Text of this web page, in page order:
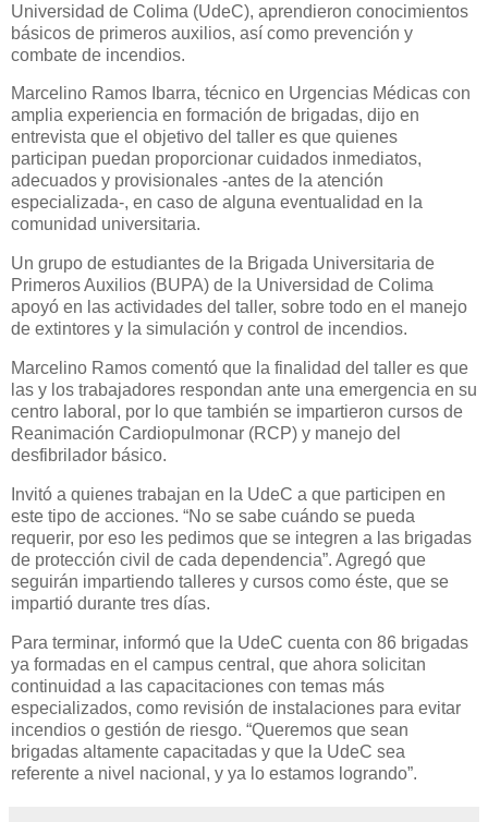
Universidad de Colima (UdeC), aprendieron conocimientos
básicos de primeros auxilios, así como prevención y
combate de incendios.
Marcelino Ramos Ibarra, técnico en Urgencias Médicas con
amplia experiencia en formación de brigadas, dijo en
entrevista que el objetivo del taller es que quienes
participan puedan proporcionar cuidados inmediatos,
adecuados y provisionales -antes de la atención
especializada-, en caso de alguna eventualidad en la
comunidad universitaria.
Un grupo de estudiantes de la Brigada Universitaria de
Primeros Auxilios (BUPA) de la Universidad de Colima
apoyó en las actividades del taller, sobre todo en el manejo
de extintores y la simulación y control de incendios.
Marcelino Ramos comentó que la finalidad del taller es que
las y los trabajadores respondan ante una emergencia en su
centro laboral, por lo que también se impartieron cursos de
Reanimación Cardiopulmonar (RCP) y manejo del
desfibrilador básico.
Invitó a quienes trabajan en la UdeC a que participen en
este tipo de acciones. “No se sabe cuándo se pueda
requerir, por eso les pedimos que se integren a las brigadas
de protección civil de cada dependencia”. Agregó que
seguirán impartiendo talleres y cursos como éste, que se
impartió durante tres días.
Para terminar, informó que la UdeC cuenta con 86 brigadas
ya formadas en el campus central, que ahora solicitan
continuidad a las capacitaciones con temas más
especializados, como revisión de instalaciones para evitar
incendios o gestión de riesgo. “Queremos que sean
brigadas altamente capacitadas y que la UdeC sea
referente a nivel nacional, y ya lo estamos logrando”.